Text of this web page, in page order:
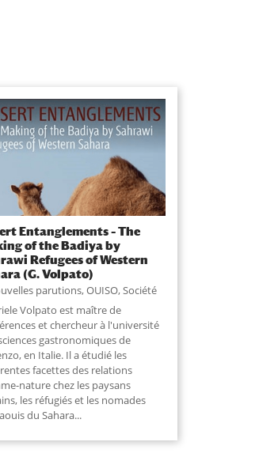
Entanglements – The
of the Badiya by
Refugees of Western
(G. Volpato)
parutions,OUISO,Société
Volpato est maître de
et chercheur à l'université
gastronomiques de
en Italie. Il a étudié les
facettes des relations
nature chez les paysans
les réfugiés et les nomades
du Sahara...